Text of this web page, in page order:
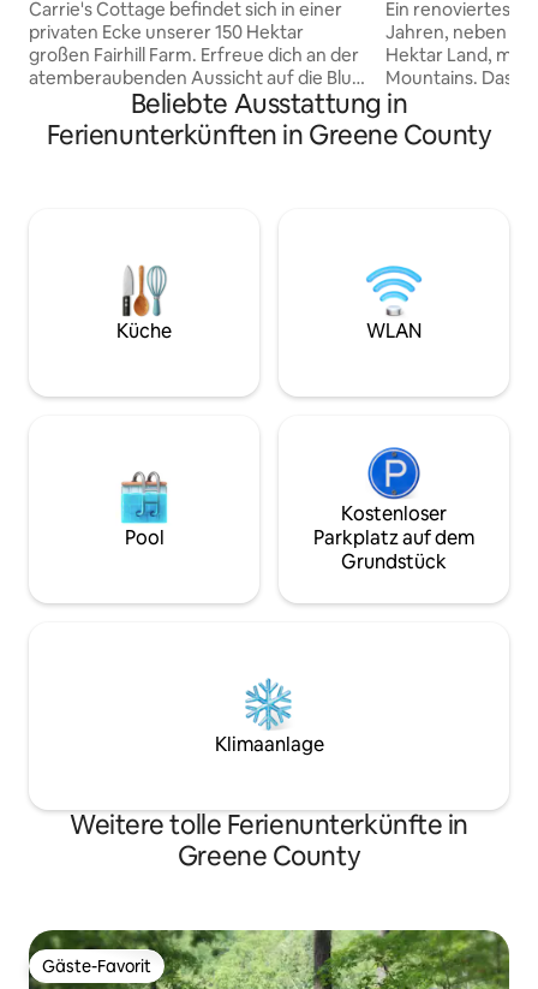
Mountains, 15 Minuten vom SNP
entfernt
Carrie's Cottage befindet sich in einer
privaten Ecke unserer 150 Hektar
großen Fairhill Farm. Erfreue dich an der
atemberaubenden Aussicht auf die Blue
Ridge Mountains. Wandere auf unseren
privaten Wegen. Fische im Teich oder
Fluss. Genießen Sie den Pool. Freuen Sie
Stunden südwestlich von Washington,
D.C.; 1 1/2 Stunden östlich von
Richmond; und 25 Minuten nördlich von
Charlottesville, VA. In der Nähe von
Ein renoviertes
Jahren, neben
Hektar Land, mit
Mountains. Das
Highspeed-
einen
während du auf
wurde. Egal, ob
den Blue Ridge
örtlichen
Brauereien
Besuch ab.
Beliebte Ausstattung in
Ferienunterkünften in Greene County
Küche WLAN
Pool
Kostenloser
Parkplatz auf dem
Grundstück
Klimaanlage
Weitere tolle Ferienunterkünfte in
Greene County
Gäste-Favorit
Gäste-Favorit